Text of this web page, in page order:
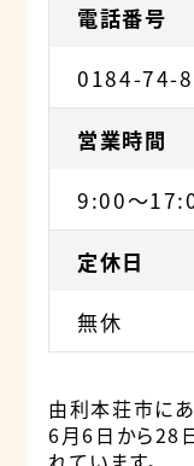
電話番号
0184-74-
営業時間
9:00〜
定休日
無休
由利本荘市に
6月6日から28